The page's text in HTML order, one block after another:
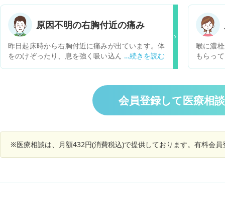
痛いです。 それ以外にはトイレが
したが
血もして
の可能
原因不明の右胸付近の痛み
昨日起床時から右胸付近に痛みが出ています。体
をのけぞったり、息を強く吸い込んだりする際に
く、起床時から息が吸いづらいと思ったところ痛
みに気づいた状況です。昨日より少し痛みは良く
なっていると思うのでおそらく時間が経てば治る
かなと思っているのですが、念のため思い当たる
喉に濃
もらっ
うです
るくら
りませ
影響が
ば避け
会員登録して医療相
※医療相談は、月額432円(消費税込)で提供しております。有料会